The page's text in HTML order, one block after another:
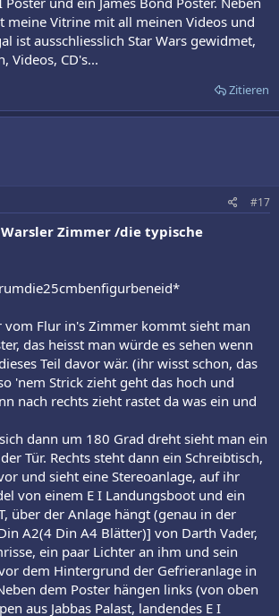
meine Vitrine mit all meinen Videos und
ist ausschliesslich Star Wars gewidmet,
Videos, CD's...
Zitieren
#17
Warsler Zimmer /die typische
vom Flur in's Zimmer kommt sieht man
das heisst man würde es sehen wenn
Teil davor wär. (ihr wisst schon, das
'nem Strick zieht geht das hoch und
nach rechts zieht rastet da was ein und
dann um 180 Grad dreht sieht man ein
der Tür. Rechts steht dann ein Schreibtisch,
und sieht eine Stereoanlage, auf ihr
von einem E I Landungsboot und ein
über der Anlage hängt (genau in der
A2(4 Din A4 Blätter)] von Darth Vader,
ein paar Lichter an ihm und sein
dem Hintergrund der Gefrieranlage in
dem Poster hängen links (von oben
aus Jabbas Palast, landendes E I